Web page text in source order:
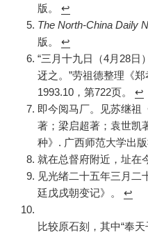
版。↩︎
The North-China Daily
版。↩︎
“三月十九日（4月28日
迓之。”劳祖德整理《
1993.10，第722页。↩︎
即今阅马厂。见苏继祖
著；梁启超著；袁世凯
种》. 广西师范大学出
就在总督府附近，址在
见光绪二十五年三月二
廷戊戌朝变记》。↩︎
比较原石刻，其中“奉天